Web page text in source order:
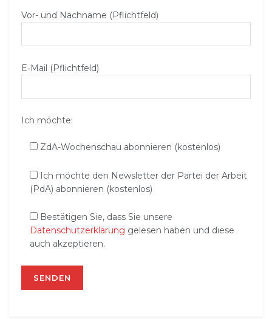
Vor- und Nachname (Pflichtfeld)
E‑Mail (Pflichtfeld)
Ich möchte:
ZdA-Wochenschau abonnieren (kostenlos)
Ich möchte den Newsletter der Partei der Arbeit
(PdA) abonnieren (kostenlos)
Bestätigen Sie, dass Sie unsere
Datenschutzerklärung gelesen haben und diese
auch akzeptieren.